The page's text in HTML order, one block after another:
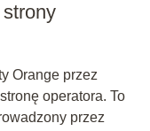
Orange przez
operatora. To
przez